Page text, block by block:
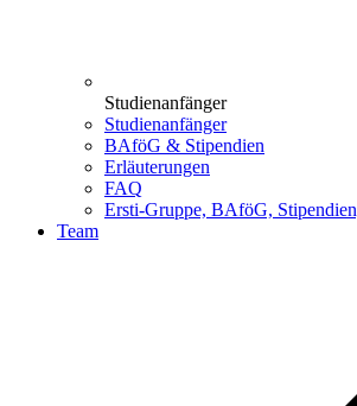
Studienanfänger
Studienanfänger
BAföG & Stipendien
Erläuterungen
FAQ
Ersti-Gruppe, BAföG,
Team